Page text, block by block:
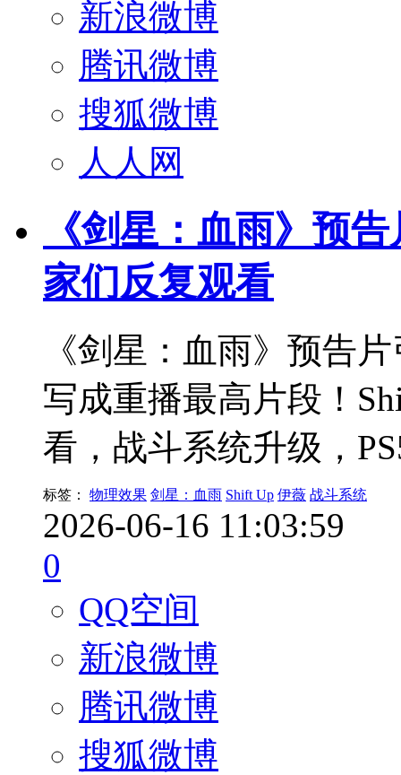
新浪微博
腾讯微博
搜狐微博
人人网
《剑星：血雨》预
家们反复观看
《剑星：血雨》预告
写成重播最高片段！
看，战斗系统升级，
标签： 物理效果 剑星：血雨 Shift Up 伊薇 战斗系统
2026-06-16 11:03:59
0
QQ空间
新浪微博
腾讯微博
搜狐微博